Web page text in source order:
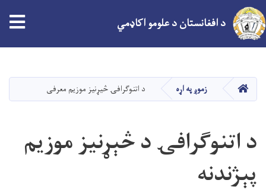
دانګل
د افغانستان د علومو اکاډمي
کور زموږ په اړه د اتنوګرافۍ څیړنیز موزیم معرفی
د اتنوگرافۍ د څېړنیز موزیم
پېژندنه